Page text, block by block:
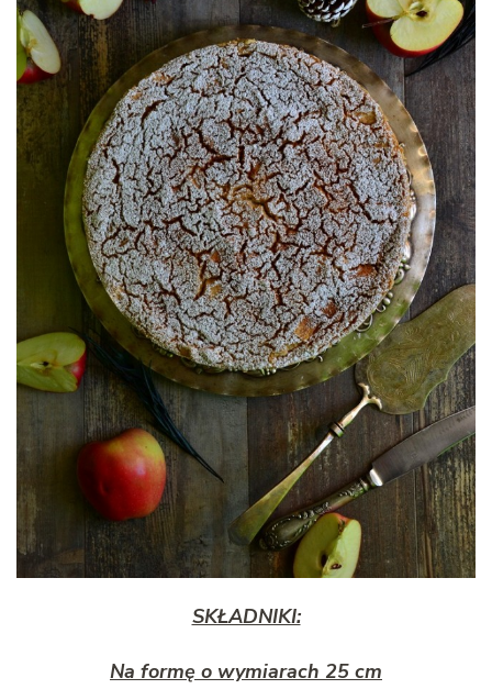
SKŁADNIKI:
Na formę o wymiarach 25 cm